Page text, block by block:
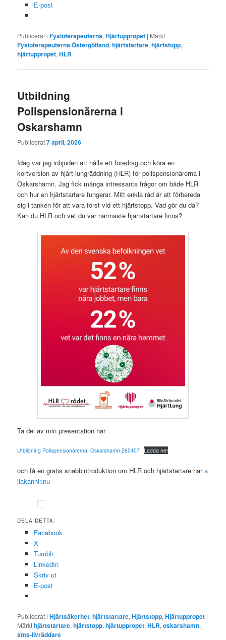
E-post
Publicerat i Fysioterapeuterna,Hjärtuppropet | Märkt
Fysioterapeuterna Östergötland,hjärtstartare,hjärtstopp,
hjärtuppropet,HLR
Utbildning
Polispensionärerna i
Oskarshamn
Publicerat7 april, 2026
Idag var jag inbjuden att hålla ett föredrag och köra en
kortversion av hjärt-lungräddning (HLR) för polispensionärerna i
Oskarshamn. Jag fick många intressanta frågor om både HLR
och hur en hjärtstartare fungerar. Mitt enkla råd är att förbereda
sig i tanken för att vara först vid ett hjärtstopp. Vad gör du då?
Kan du HLR och vet du var närmaste hjärtstartare finns?
Ta del av min presentation här
Utbildning Polispensionärerna, Oskarshamn 260407 Ladda ner
och få en gratis snabbintroduktion om HLR och hjärtstartare hära
llakanhlr.nu
DELA DETTA:
Facebook
X
Tumblr
LinkedIn
Skriv ut
E-post
Publicerat i Hjärtsäkerhet,hjärtstartare,Hjärtstopp,Hjärtuppropet |
Märkthjärtstartare,hjärtstopp,hjärtuppropet,HLR,oskarshamn,
sms-livräddare